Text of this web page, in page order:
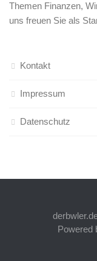
Themen Finanzen,
uns freuen Sie als
Kontakt
Impressum
Datenschutz
Powered